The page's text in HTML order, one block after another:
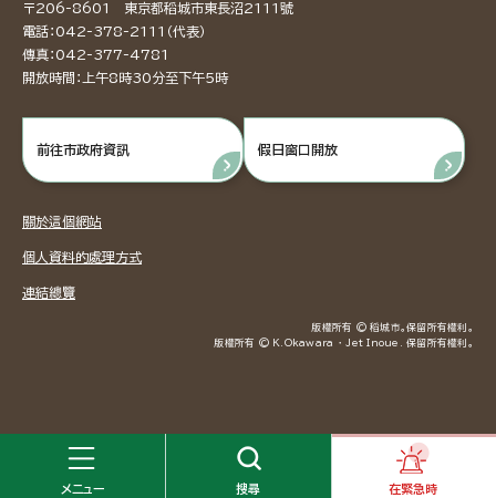
メニュー 在緊急時
搜尋
〒206-8601 東京都稻城市東長沼2111號
電話：042-378-2111（代表）
傳真：042-377-4781
開放時間：上午8時30分至下午5時
前往市政府資訊 假日窗口開放
關於這個網站
個人資料的處理方式
連結總覽
版權所有 © 稻城市。保留所有權利。
版權所有 © K.Okawara ・ Jet Inoue. 保留所有權利。